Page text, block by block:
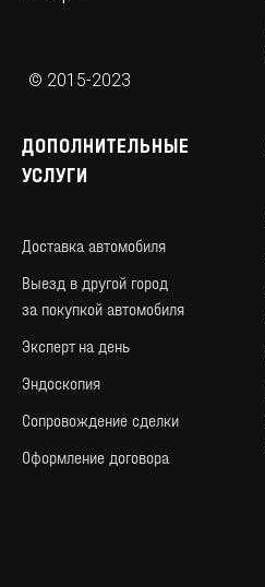
© 2015-2023
ДОПОЛНИТЕЛЬНЫЕ
УСЛУГИ
Доставка автомобиля
Выезд в другой город
за покупкой автомобиля
Эксперт на день
Эндоскопия
Сопровождение сделки
Оформление договора